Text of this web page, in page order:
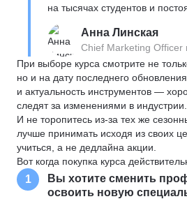
на тысячах студентов и
Анна Линская
Chief Marketing Officer
При выборе курса смотрите не
но и на дату последнего
и актуальность инструментов —
следят за изменениями в индустрии.
И не торопитесь из-за тех же
лучше принимать исходя из своих
учиться, а не дедлайна акции.
Вот когда покупка курса
1
Вы хотите сменить
освоить новую